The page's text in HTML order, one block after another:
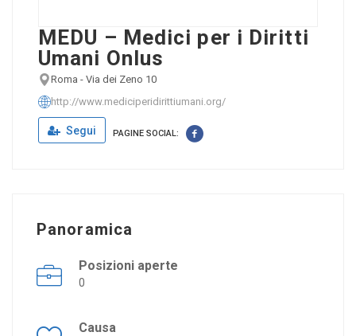
MEDU – Medici per i Diritti
Umani Onlus
Roma - Via dei Zeno 10
http://www.mediciperidirittiumani.org/
Segui PAGINE SOCIAL:
Panoramica
Posizioni aperte
0
Causa